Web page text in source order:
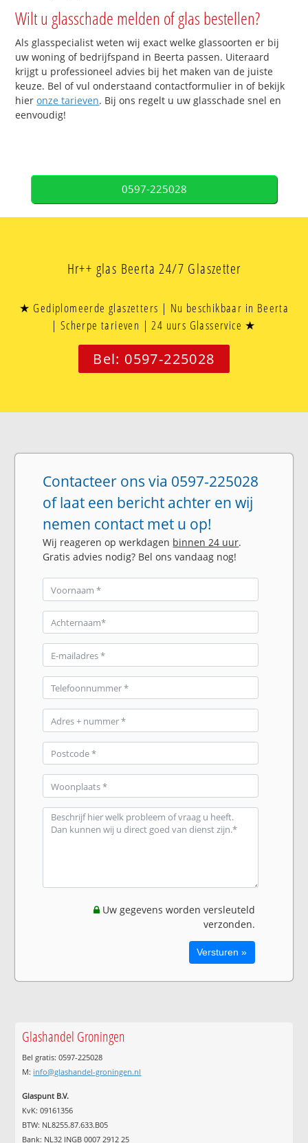
Wilt u glasschade melden of glas bestellen?
Als glasspecialist weten wij exact welke glassoorten er bij
uw woning of bedrijfspand in Beerta passen. Uiteraard
krijgt u professioneel advies bij het maken van de juiste
keuze. Bel of vul onderstaand contactformulier in of bekijk
hieronze tarieven. Bij ons regelt u uw glasschade snel en
eenvoudig!
0597-225028
Hr++ glas Beerta 24/7 Glaszetter
★ Gediplomeerde glaszetters | Nu beschikbaar in Beerta
| Scherpe tarieven | 24 uurs Glasservice ★
Bel: 0597-225028
Contacteer ons via 0597-225028
of laat een bericht achter en wij
nemen contact met u op!
Wij reageren op werkdagen binnen 24 uur.
Gratis advies nodig? Bel ons vandaag nog!
Uw gegevens worden versleuteld
verzonden.
Glashandel Groningen
Bel gratis: 0597-225028
M: info@glashandel-groningen.nl
Glaspunt B.V.
KvK: 09161356
BTW: NL8255.87.633.B05
Bank: NL32 INGB 0007 2912 25